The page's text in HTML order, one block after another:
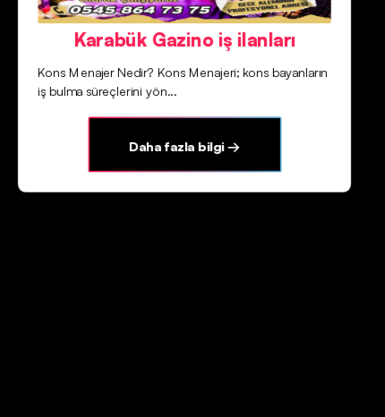
Karabük Gazino iş ilanları
Kons Menajer Nedir? Kons Menajeri; kons bayanların
iş bulma süreçlerini yön...
Daha fazla bilgi →